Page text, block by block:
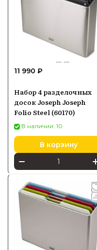
11 990 ₽
Набор 4 разделочных
досок Joseph Joseph
Folio Steel (60170)
В наличии: 10
В корзину